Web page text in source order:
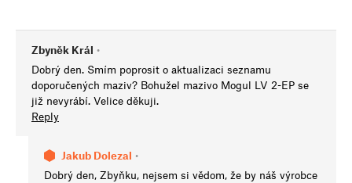
Zbyněk Král •
Dobrý den. Smím poprosit o aktualizaci seznamu
doporučených maziv? Bohužel mazivo Mogul LV 2-EP se
již nevyrábí. Velice děkuji.
Reply
Jakub Dolezal •
Dobrý den, Zbyňku, nejsem si vědom, že by náš výrobce